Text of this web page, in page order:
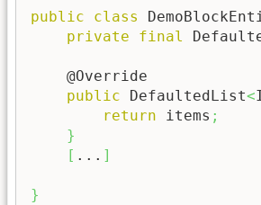
public class
private
final
    @Override
public DefaultedList<
return items ;
}
[ ... ]
}